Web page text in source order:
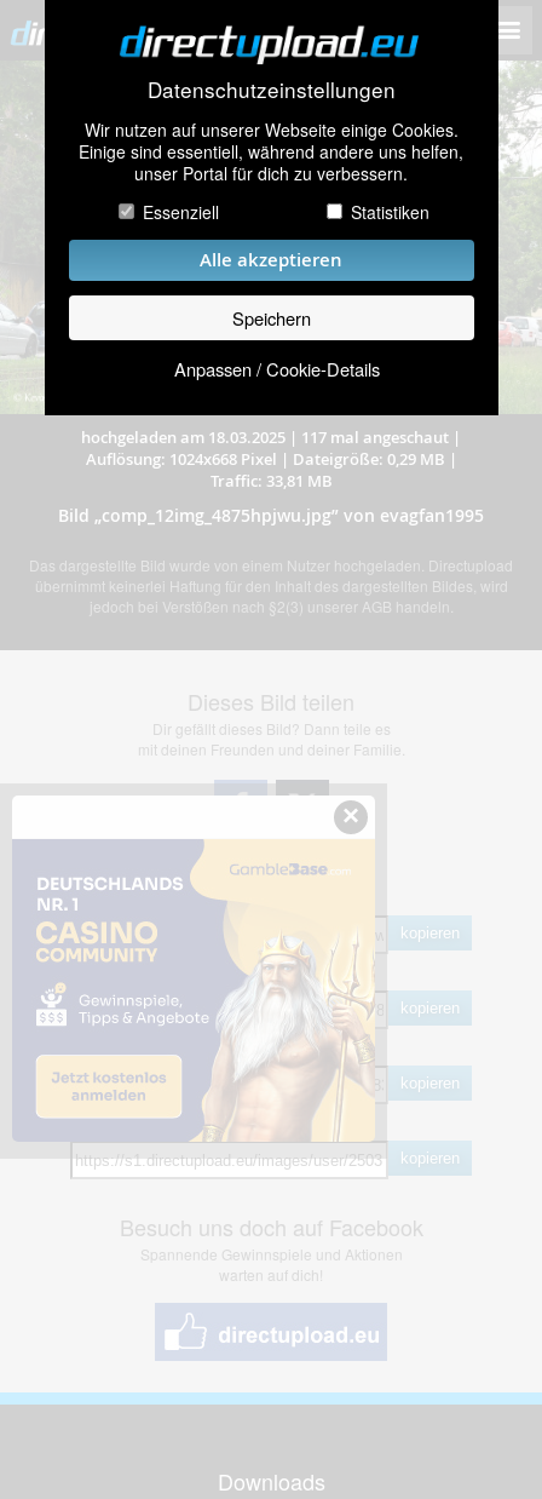
Datenschutzeinstellungen
Wir nutzen auf unserer Webseite einige Cookies.
Einige sind essentiell, während andere uns helfen,
unser Portal für dich zu verbessern.
Essenziell
Statistiken
Alle akzeptieren
Speichern
Anpassen / Cookie-Details
hochgeladen am 18.03.2025 | 117 mal angeschaut |
Auflösung: 1024x668 Pixel | Dateigröße: 0,29 MB |
Traffic: 33,81 MB
Bild „comp_12img_4875hpjwu.jpg” von evagfan1995
Das dargestellte Bild wurde von einem Nutzer hochgeladen. Directupload
übernimmt keinerlei Haftung für den Inhalt des dargestellten Bildes, wird
jedoch bei Verstößen nach §2(3) unserer AGB handeln.
Dieses Bild teilen
Dir gefällt dieses Bild? Dann teile es
mit deinen Freunden und deiner Familie.
Share Links
kopieren
HTML
kopieren
BB Code
kopieren
kopieren
Besuch uns doch auf Facebook
Spannende Gewinnspiele und Aktionen
warten auf dich!
Downloads
×